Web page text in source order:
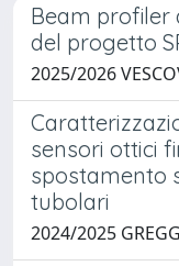
Beam profiler
del progetto
2025/2026
sensori ottici
spostamento
tubolari
2024/2025